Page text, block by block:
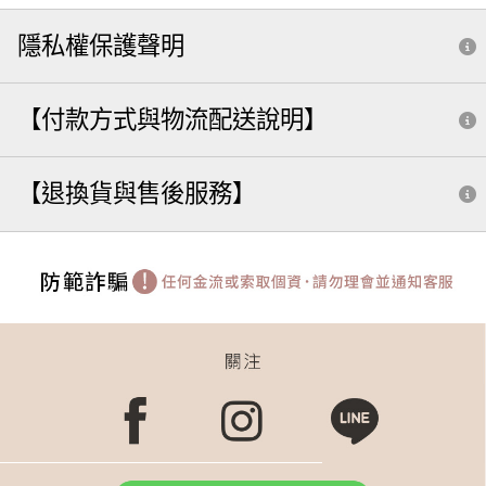
隱私權保護聲明
【付款方式與物流配送說明】
【退換貨與售後服務】